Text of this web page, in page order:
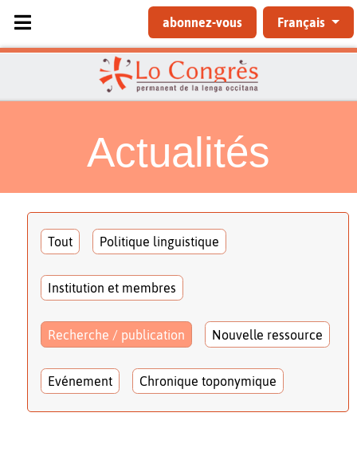
Sélectionnez votre langue
abonnez-vous Français
Actualités
Tout Politique linguistique
Institution et membres
Recherche / publication Nouvelle ressource
Evénement Chronique toponymique